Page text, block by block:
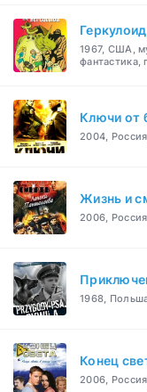
1967, США,
фантастика,
Ключи от
2004,
Жизнь и
2006,
1968,
Конец
2006,